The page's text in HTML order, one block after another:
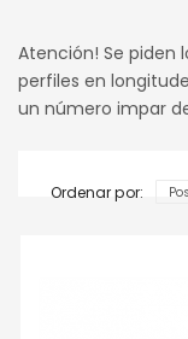
Atención! Se piden
perfiles en
un número impar
Ordenar por: